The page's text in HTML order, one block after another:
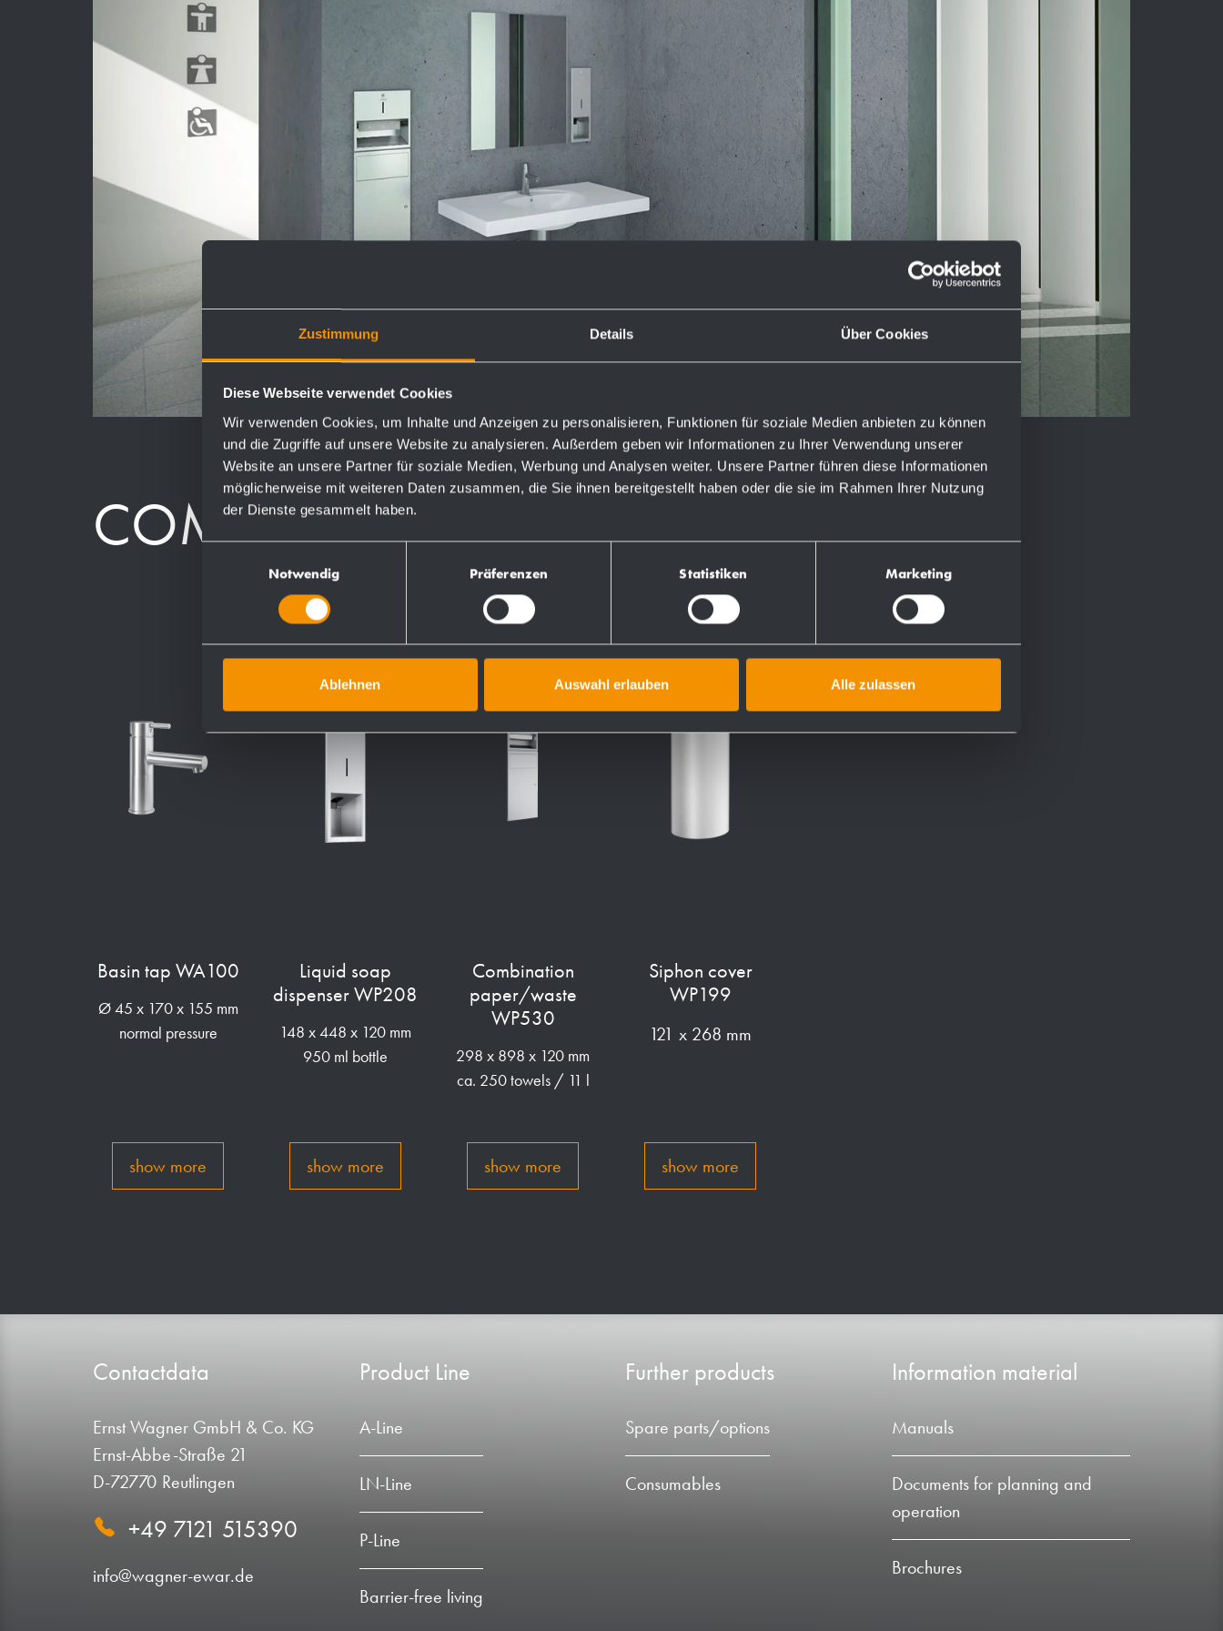
Zustimmung Details Über Cookies
Diese Webseite verwendet Cookies
Wir verwenden Cookies, um Inhalte und Anzeigen zu personalisieren, Funktionen für soziale Medien anbieten zu können
und die Zugriffe auf unsere Website zu analysieren. Außerdem geben wir Informationen zu Ihrer Verwendung unserer
Website an unsere Partner für soziale Medien, Werbung und Analysen weiter. Unsere Partner führen diese Informationen
möglicherweise mit weiteren Daten zusammen, die Sie ihnen bereitgestellt haben oder die sie im Rahmen Ihrer Nutzung
der Dienste gesammelt haben.
Notwendig Präferenzen Statistiken Marketing
Ablehnen Auswahl erlauben Alle zulassen
COMPONENTS
Basin tap WA100
Ø 45 x 170 x 155 mm
normal pressure
show more
Liquid soap
dispenser WP208
148 x 448 x 120 mm
950 ml bottle
show more
Combination
paper/waste
WP530
298 x 898 x 120 mm
ca. 250 towels / 11 l
show more
Siphon cover
WP199
121 x 268 mm
show more
Contactdata
Ernst Wagner GmbH & Co. KG
Ernst-Abbe-Straße 21
D-72770 Reutlingen
+49 7121 515390
info@wagner-ewar.de
Product Line
A-Line
LN-Line
P-Line
Barrier-free living
Further products
Spare parts/options
Consumables
Information material
Manuals
Documents for planning and
operation
Brochures